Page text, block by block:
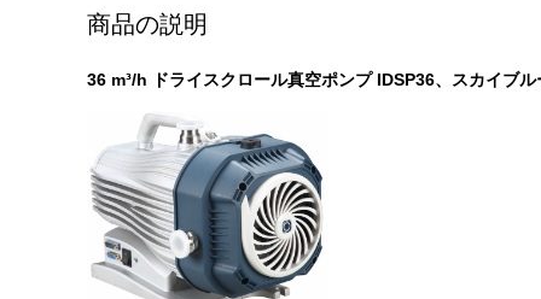
商品の説明
36 m³/h ドライスクロール真空ポンプ IDSP36、スカイブ